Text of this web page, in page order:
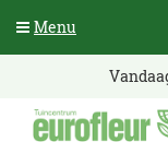
n
Menu